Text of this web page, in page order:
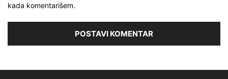
kada komentarišem.